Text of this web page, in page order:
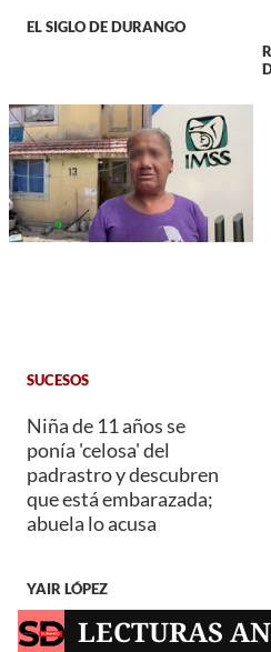
EL SIGLO DE DURANGO
SUCESOS
Niña de 11 años se
ponía 'celosa' del
padrastro y descubren
que está embarazada;
abuela lo acusa
YAIR LÓPEZ
LECTURAS